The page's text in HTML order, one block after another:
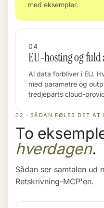
med eksempler.
04
EU-hosting og
Al data forbliver i EU.
med parametre og
tredjeparts cloud-
02 · SÅDAN FØLES DET AT
To
hverdagen.
Sådan ser samtalen ud
Retskrivning-MCP'en.